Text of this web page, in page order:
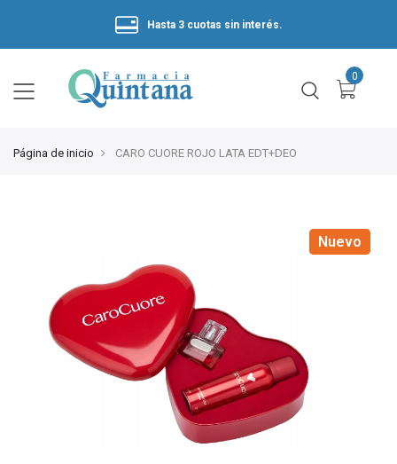
Hasta 3 cuotas sin interés.
Página de inicio CARO CUORE ROJO LATA EDT+DEO
Nuevo
Nuevo